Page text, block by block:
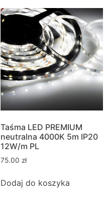
Taśma LED PREMIUM
neutralna 4000K 5m IP20
12W/m PL
75.00 zł
Dodaj do koszyka